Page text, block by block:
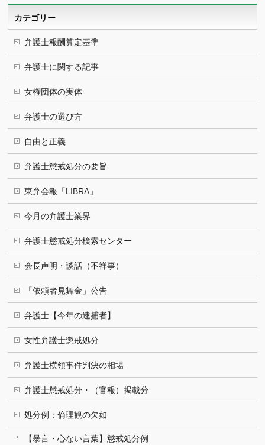
カテゴリー
弁護士報酬算定基準
弁護士に関する記事
女権団体の実体
弁護士の選び方
自由と正義
弁護士懲戒処分の要旨
東弁会報「LIBRA」
今月の弁護士業界
弁護士懲戒処分検索センター
会長声明・談話（不祥事）
「依頼者見舞金」公告
弁護士【今年の逮捕者】
女性弁護士懲戒処分
弁護士横領事件判決の相場
弁護士懲戒処分・（官報）掲載分
処分例：倫理観の欠如
【暴言・心ない言葉】懲戒処分例